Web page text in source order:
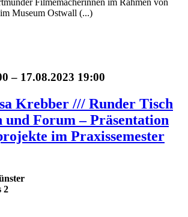
Filmemacherinnen im Rahmen von
Museum Ostwall (...)
– 17.08.2023 19:00
Krebber /// Runder Tisch
und Forum – Präsentation
im Praxissemester
2